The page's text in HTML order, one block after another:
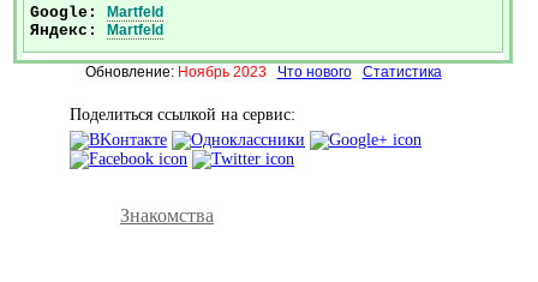
Google: Martfeld
Яндекс: Martfeld
Обновление: Ноябрь 2023 Что нового Статистика
Поделиться ссылкой на сервис:
Знакомства